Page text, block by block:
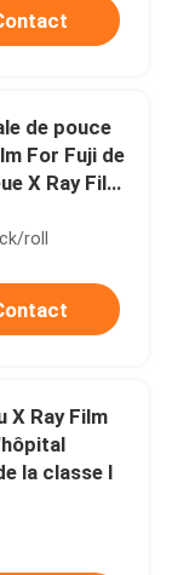
de pouce
For Fuji de
X Ray Film
roll
X Ray Film
la classe I